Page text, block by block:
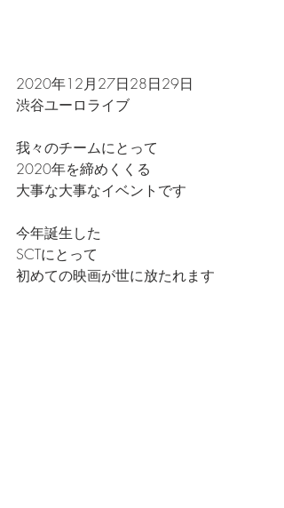
2020年12月27日28日29日
渋谷ユーロライブ
我々のチームにとって
2020年を締めくくる
大事な大事なイベントです
今年誕生した
SCTにとって
初めての映画が世に放たれます